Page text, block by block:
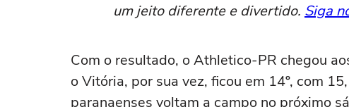
um jeito diferente e divertido. Siga
Com o resultado, o Athletico-PR chegou
o Vitória, por sua vez, ficou em 14º, com
paranaenses voltam a campo no próximo